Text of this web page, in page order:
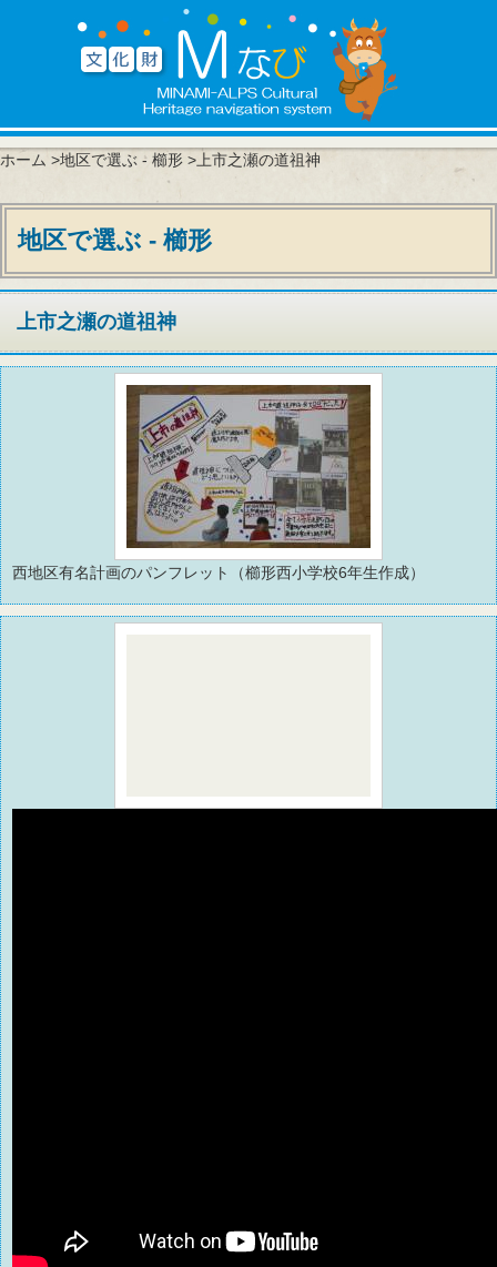
ホーム >地区で選ぶ - 櫛形 >上市之瀬の道祖神
地区で選ぶ - 櫛形
上市之瀬の道祖神
西地区有名計画のパンフレット（櫛形西小学校6年生作成）